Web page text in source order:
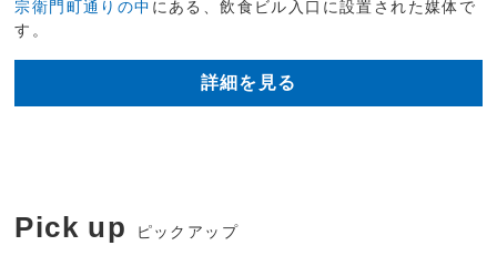
宗衛門町通りの中 にある、飲食ビル入口に設置された媒体で
す。
詳細を見る
Pick up ピックアップ